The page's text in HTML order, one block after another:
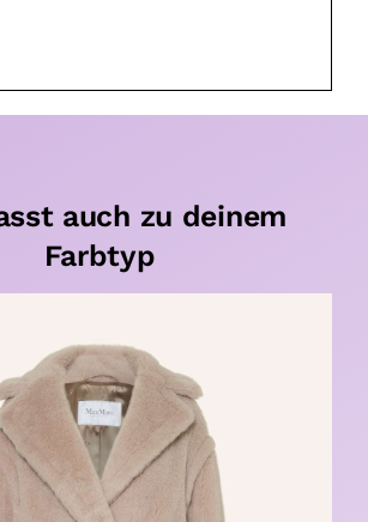
auch zu deinem
Farbtyp